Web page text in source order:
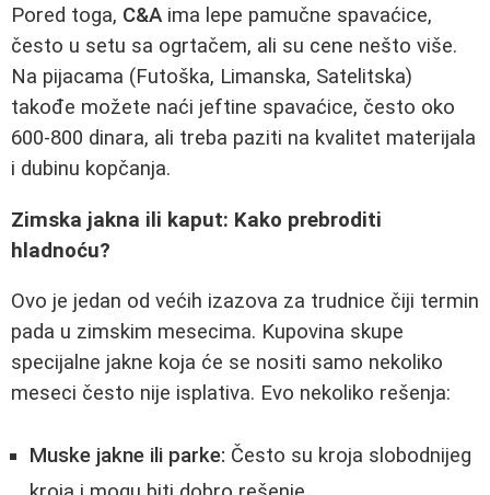
Pored toga, C&A ima lepe pamučne spavaćice,
često u setu sa ogrtačem, ali su cene nešto više.
Na pijacama (Futoška, Limanska, Satelitska)
takođe možete naći jeftine spavaćice, često oko
600-800 dinara, ali treba paziti na kvalitet materijala
i dubinu kopčanja.
Zimska jakna ili kaput: Kako prebroditi
hladnoću?
Ovo je jedan od većih izazova za trudnice čiji termin
pada u zimskim mesecima. Kupovina skupe
specijalne jakne koja će se nositi samo nekoliko
meseci često nije isplativa. Evo nekoliko rešenja:
Muske jakne ili parke: Često su kroja slobodnijeg